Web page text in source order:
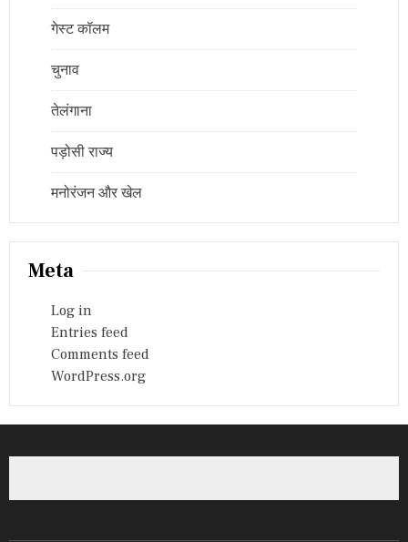
गेस्ट कॉलम
चुनाव
तेलंगाना
पड़ोसी राज्य
मनोरंजन और खेल
Meta
Log in
Entries feed
Comments feed
WordPress.org